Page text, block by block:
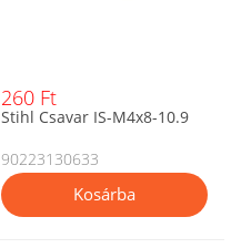
260 Ft
Stihl Csavar IS-M4x8-10.9
90223130633